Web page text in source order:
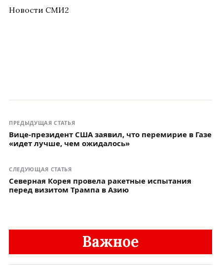
Новости СМИ2
ПРЕДЫДУЩАЯ СТАТЬЯ
Вице-президент США заявил, что перемирие в Газе
«идет лучше, чем ожидалось»
СЛЕДУЮЩАЯ СТАТЬЯ
Северная Корея провела ракетные испытания
перед визитом Трампа в Азию
Важное